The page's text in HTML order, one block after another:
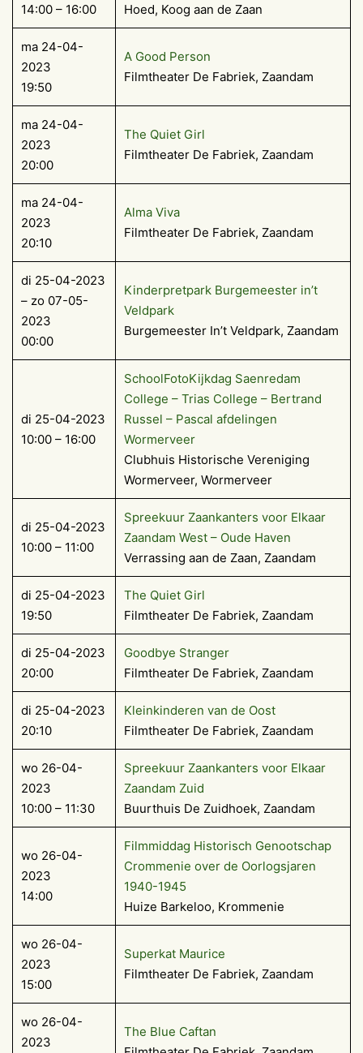
14:00 – 16:00
Hoed, Koog aan de Zaan
ma 24-04-
2023
19:50
A Good Person
Filmtheater De Fabriek, Zaandam
ma 24-04-
2023
20:00
The Quiet Girl
Filmtheater De Fabriek, Zaandam
ma 24-04-
2023
20:10
Alma Viva
Filmtheater De Fabriek, Zaandam
di 25-04-2023
– zo 07-05-
2023
00:00
Kinderpretpark Burgemeester in’t
Veldpark
Burgemeester In’t Veldpark, Zaandam
di 25-04-2023
10:00 – 16:00
SchoolFotoKijkdag Saenredam
College – Trias College – Bertrand
Russel – Pascal afdelingen
Wormerveer
Clubhuis Historische Vereniging
Wormerveer, Wormerveer
di 25-04-2023
10:00 – 11:00
Spreekuur Zaankanters voor Elkaar
Zaandam West – Oude Haven
Verrassing aan de Zaan, Zaandam
di 25-04-2023
19:50
The Quiet Girl
Filmtheater De Fabriek, Zaandam
di 25-04-2023
20:00
Goodbye Stranger
Filmtheater De Fabriek, Zaandam
di 25-04-2023
20:10
Kleinkinderen van de Oost
Filmtheater De Fabriek, Zaandam
wo 26-04-
2023
10:00 – 11:30
Spreekuur Zaankanters voor Elkaar
Zaandam Zuid
Buurthuis De Zuidhoek, Zaandam
wo 26-04-
2023
14:00
Filmmiddag Historisch Genootschap
Crommenie over de Oorlogsjaren
1940-1945
Huize Barkeloo, Krommenie
wo 26-04-
2023
15:00
Superkat Maurice
Filmtheater De Fabriek, Zaandam
wo 26-04-
2023
The Blue Caftan